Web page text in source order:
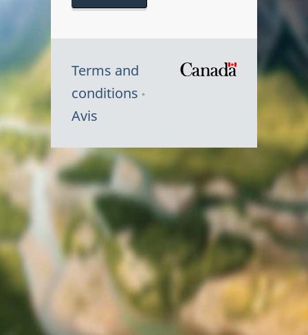
Terms and
conditions
Avis
Canada